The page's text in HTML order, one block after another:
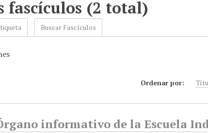
fascículos (2 total)
Buscar Fascículos
Ordenar por:
informativo de la Escuela